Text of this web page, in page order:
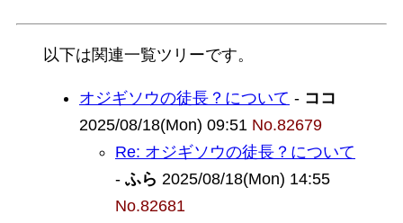
以下は関連一覧ツリーです。
オジギソウの徒長？について - ココ
2025/08/18(Mon) 09:51 No.82679
Re: オジギソウの徒長？について
- ふら 2025/08/18(Mon) 14:55
No.82681